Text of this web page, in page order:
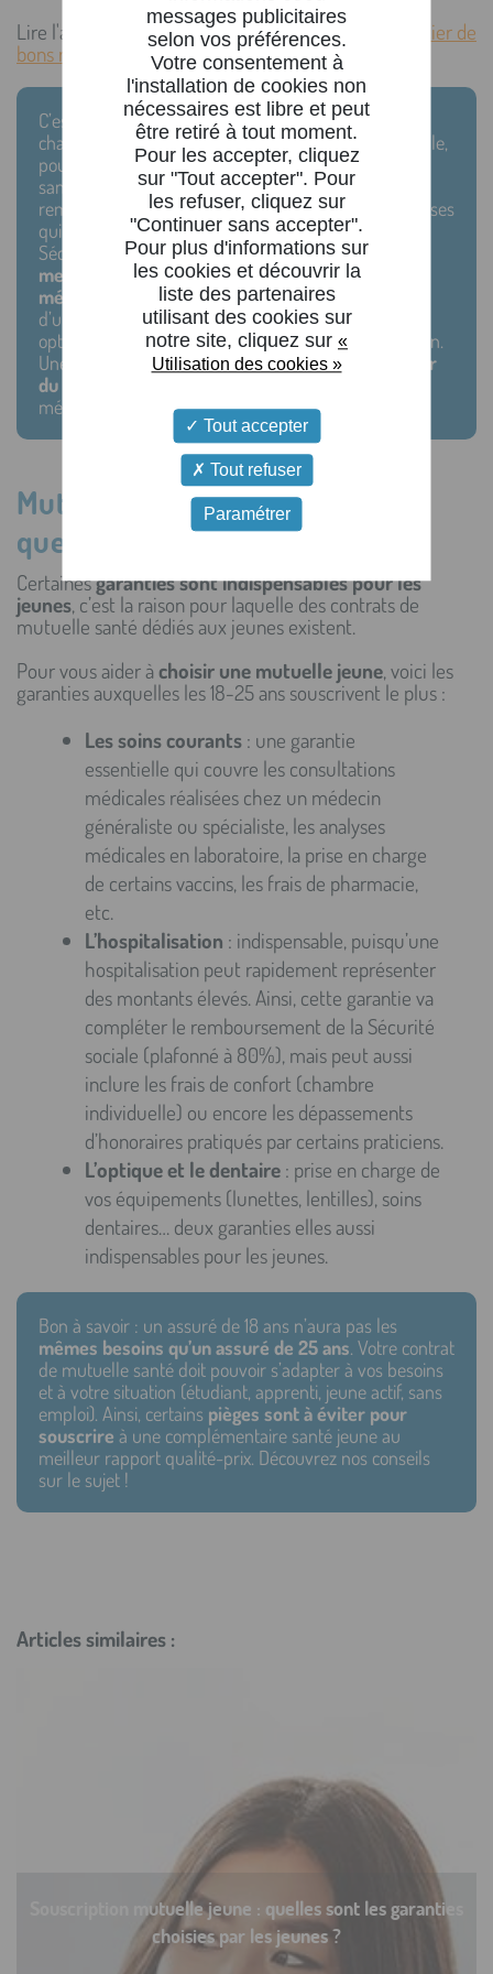
Lire l'article dédié auxétudiants:comment bénéficier de
bons remboursements sur mes frais de santé ?
C’est là qu’intervient la mutuelle : elle va prendre en
charge les frais non remboursés par la Sécurité sociale,
pour vous permettre de bénéficier d’une couverture
santé plus complète. En outre, elle permet de
rembourser le reste à charge des assurés (les dépenses
qui restent à la charge de l’assuré une fois la part
Sécurité sociale déduite). Ainsi, vousobtiendrez de
meilleurs remboursements lors de consultations
médicales
chez votre médecin traitant par exemple,
d’une prise en charge plus élevée sur vos frais en
optique, en dentaire ou encore en cas d’hospitalisation.
Une mutuelle vous permetégalement de bénéficier
du tiers payant
médicaux.
Mutuelle pour les 18-25 ans :
quelles garanties souscrire ?
Certainesgaranties sont indispensables pour les
jeunes, c’est la raison pour laquelle des contrats de
mutuelle santé dédiés aux jeunes existent.
Pour vous aider à choisir une mutuelle jeune, voici les
garanties auxquelles les 18-25 ans souscrivent le plus :
Les soins courants : une garantie
essentielle qui couvre les consultations
médicales réalisées chez un médecin
généraliste ou spécialiste, les analyses
médicales en laboratoire, la prise en charge
de certains vaccins, les frais de pharmacie,
etc.
L’hospitalisation : indispensable, puisqu’une
hospitalisation peut rapidement représenter
des montants élevés. Ainsi, cette garantie va
compléter le remboursement de la Sécurité
sociale (plafonné à 80%), mais peut aussi
inclure les frais de confort (chambre
individuelle) ou encore les dépassements
d’honoraires pratiqués par certains praticiens.
L’optique et le dentaire : prise en charge de
vos équipements (lunettes, lentilles), soins
dentaires… deux garanties elles aussi
indispensables pour les jeunes.
Bon à savoir : un assuré de 18 ans n’aura pas les
mêmes besoins qu’un assuré de 25 ans. Votre contrat
de mutuelle santé doit pouvoir s’adapter à vos besoins
et à votre situation (étudiant, apprenti, jeune actif, sans
emploi). Ainsi, certains pièges sont à éviter pour
souscrire à une complémentaire santé jeune au
meilleur rapport qualité-prix. Découvrez nos conseils
sur le sujet !
Articles similaires :
choisies par les jeunes ?
messages publicitaires
selon vos préférences.
Votre consentement à
l'installation de cookies non
nécessaires est libre et peut
être retiré à tout moment.
Pour les accepter, cliquez
sur "Tout accepter". Pour
les refuser, cliquez sur
"Continuer sans accepter".
Pour plus d'informations sur
les cookies et découvrir la
liste des partenaires
utilisant des cookies sur
notre site, cliquez sur «
Utilisation des cookies »
Tout accepter
Tout refuser
Paramétrer